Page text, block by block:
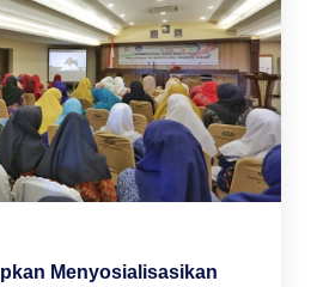
Menyosialisasikan